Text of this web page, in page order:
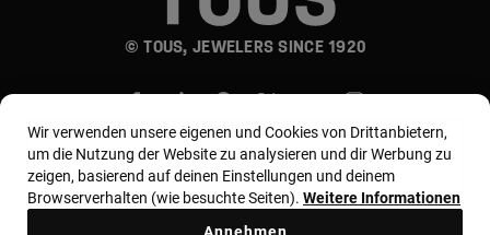
© TOUS, JEWELERS SINCE 1920
Land und Währung:Germany / Euro
Wir verwenden unsere eigenen und Cookies von Drittanbietern,
um die Nutzung der Website zu analysieren und dir Werbung zu
zeigen, basierend auf deinen Einstellungen und deinem
Browserverhalten (wie besuchte Seiten). Weitere Informationen